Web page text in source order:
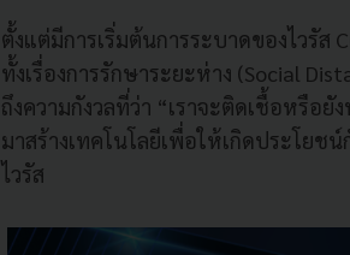
ตั้งแต่มีการเริ่มต้นการระบาดของไวรัส
ทั้งเรื่องการรักษาระยะห่าง (Social
ถึงความกังวลที่ว่า “เราจะติดเชื้อหรือ
มาสร้างเทคโนโลยีเพื่อให้เกิดประโย
ไวรัส